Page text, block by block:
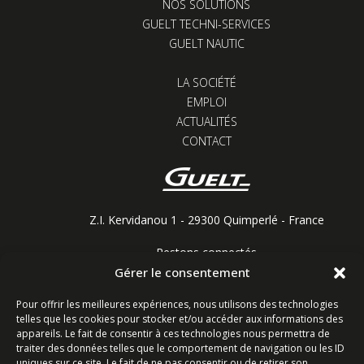
Gérer le consentement
Pour offrir les meilleures expériences, nous utilisons des technologies
telles que les cookies pour stocker et/ou accéder aux informations des
appareils. Le fait de consentir à ces technologies nous permettra de
traiter des données telles que le comportement de navigation ou les ID
NOS SOLUTIONS
GUELT TECHNI-SERVICES
GUELT NAUTIC
LA SOCIÉTÉ
EMPLOI
ACTUALITÉS
CONTACT
Z.I. Kervidanou 1 - 29300 Quimperlé - France
Restons connectés
Contactez-nous